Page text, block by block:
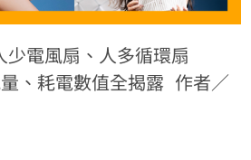
少電風扇、人多循環扇
、耗電數值全揭露 作者／